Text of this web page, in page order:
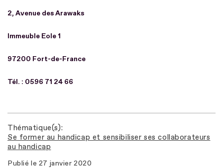
2, Avenue des Arawaks
Immeuble Eole 1
97200 Fort-de-France
Tél. : 0596 71 24 66
Thématique(s)
Se former au handicap et sensibiliser ses collaborateurs
au handicap
Publié le 27 janvier 2020